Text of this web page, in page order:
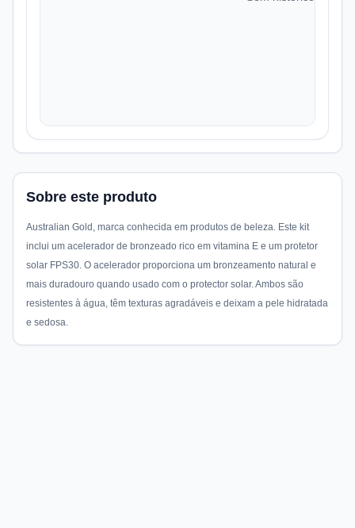
Sobre este produto
Australian Gold, marca conhecida em produtos de beleza. Este kit
inclui um acelerador de bronzeado rico em vitamina E e um protetor
solar FPS30. O acelerador proporciona um bronzeamento natural e
mais duradouro quando usado com o protector solar. Ambos são
resistentes à água, têm texturas agradáveis e deixam a pele hidratada
e sedosa.